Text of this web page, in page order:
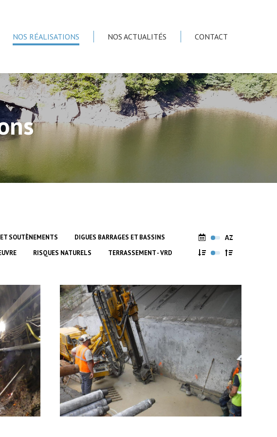
NOS RÉALISATIONS NOS ACTUALITÉS CONTACT
SOUTÈNEMENTS
DIGUES BARRAGES ET BASSINS
RISQUES NATURELS TERRASSEMENT - VRD